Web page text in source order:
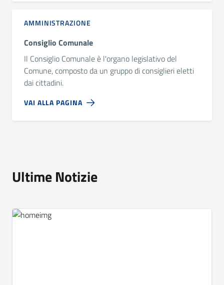
AMMINISTRAZIONE
Consiglio Comunale
Il Consiglio Comunale è l'organo legislativo del
Comune, composto da un gruppo di consiglieri eletti
dai cittadini.
VAI ALLA PAGINA
Ultime Notizie